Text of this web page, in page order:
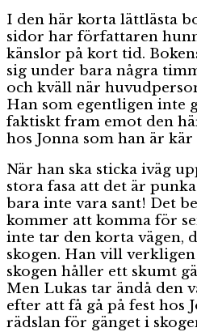
I den här korta lättlästa
sidor har författaren
känslor på kort tid.
sig under bara några
och kväll när
Han som egentligen inte
faktiskt fram emot den
hos Jonna som han är kär
När han ska sticka iväg
stora fasa att det är
bara inte vara sant! Det
kommer att komma för
inte tar den korta vägen,
skogen. Han vill
skogen håller ett skumt
Men Lukas tar ändå den
efter att få gå på fest hos
rädslan för gänget i